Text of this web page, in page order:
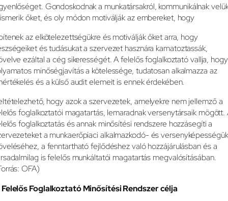
Gondoskodnak a munkatársakról, kommunikálnak
őket, és oly módon motiválják az embereket, hogy
az elkötelezettségükre és motiválják őket arra, hogy
és tudásukat a szervezet hasznára kamatoztassák,
ezáltal a cég sikerességét. A felelős foglalkoztató vallja,
minőségjavítás a kötelessége, tudatosan alkalmazza az
és a külső audit elemeit is ennek érdekében.
hogy azok a szervezetek, amelyekre nem jellemző a
foglalkoztatói magatartás, lemaradnak versenytársaik mögött.
foglalkoztatás és annak minősítési rendszere hozzásegíti a
a munkaerőpiaci alkalmazkodó- és versenyképességük
a fenntartható fejlődéshez való hozzájárulásban és a
is felelős munkáltatói magatartás megvalósításában.
OFA)
Foglalkoztató Minősítési Rendszer célja